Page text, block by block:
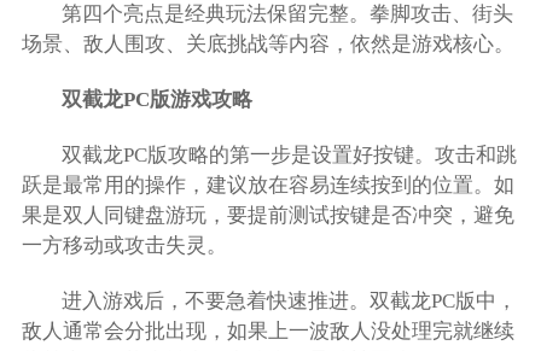
第四个亮点是经典玩法保留完整。拳脚攻击、街头
场景、敌人围攻、关底挑战等内容，依然是游戏核心。
双截龙PC版游戏攻略
双截龙PC版攻略的第一步是设置好按键。攻击和跳
跃是最常用的操作，建议放在容易连续按到的位置。如
果是双人同键盘游玩，要提前测试按键是否冲突，避免
一方移动或攻击失灵。
进入游戏后，不要急着快速推进。双截龙PC版中，
敌人通常会分批出现，如果上一波敌人没处理完就继续